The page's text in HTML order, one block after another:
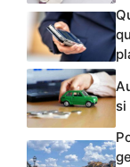
si